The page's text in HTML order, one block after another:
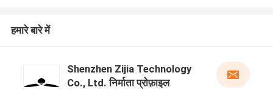
हमारे बारे में
Shenzhen Zijia Technology
Co., Ltd. निर्माता प्रोफ़ाइल